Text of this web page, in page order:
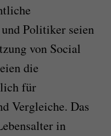
Politiker seien
von Social
die
für
Vergleiche. Das
in